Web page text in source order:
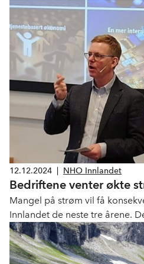
prosjekt og 10 Regionale
NHO Innlandet og Nav
arbeidskraftløft hos Toyota
12.12.2024 NHO Innlandet
Bedriftene venter økte
Mangel på strøm vil få
Innlandet de neste tre årene.
medlemsundersøkelse for